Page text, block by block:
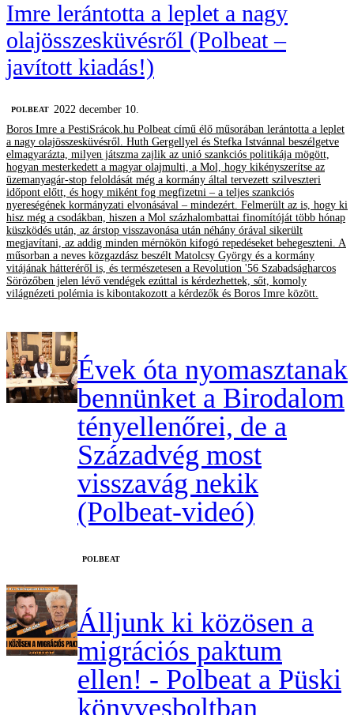
Imre lerántotta a leplet a nagy
olajösszesküvésről (Polbeat –
javított kiadás!)
‎POLBEAT 2022 december 10.
Boros Imre a PestiSrácok.hu Polbeat című élő műsorában lerántotta a leplet
a nagy olajösszesküvésről. Huth Gergellyel és Stefka Istvánnal beszélgetve
elmagyarázta, milyen játszma zajlik az unió szankciós politikája mögött,
hogyan mesterkedett a magyar olajmulti, a Mol, hogy kikényszerítse az
üzemanyagár-stop feloldását még a kormány által tervezett szilveszteri
időpont előtt, és hogy miként fog megfizetni – a teljes szankciós
nyereségének kormányzati elvonásával – mindezért. Felmerült az is, hogy ki
hisz még a csodákban, hiszen a Mol százhalombattai finomítóját több hónap
küszködés után, az árstop visszavonása után néhány órával sikerült
megjavítani, az addig minden mérnökön kifogó repedéseket behegeszteni. A
műsorban a neves közgazdász beszélt Matolcsy György és a kormány
vitájának hátteréről is, és természetesen a Revolution '56 Szabadságharcos
Sörözőben jelen lévő vendégek ezúttal is kérdezhettek, sőt, komoly
világnézeti polémia is kibontakozott a kérdezők és Boros Imre között.
Évek óta nyomasztanak
bennünket a Birodalom
tényellenőrei, de a
Századvég most
visszavág nekik
(Polbeat-videó)
‎POLBEAT
Álljunk ki közösen a
migrációs paktum
ellen! - Polbeat a Püski
könyvesboltban